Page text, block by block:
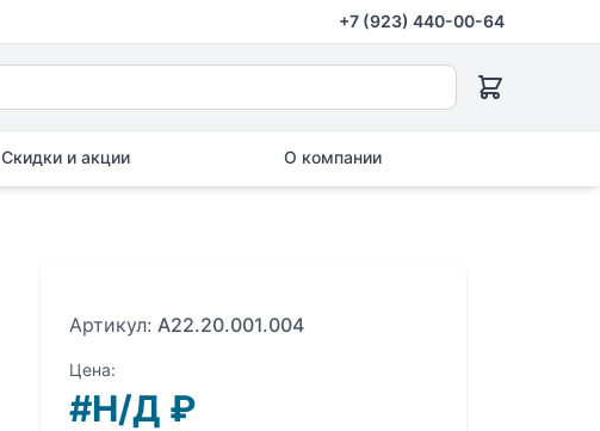
+7 (923) 440-00-64
Скидки и акции О компании
Артикул: A22.20.001.004
Цена:
#Н/Д ₽